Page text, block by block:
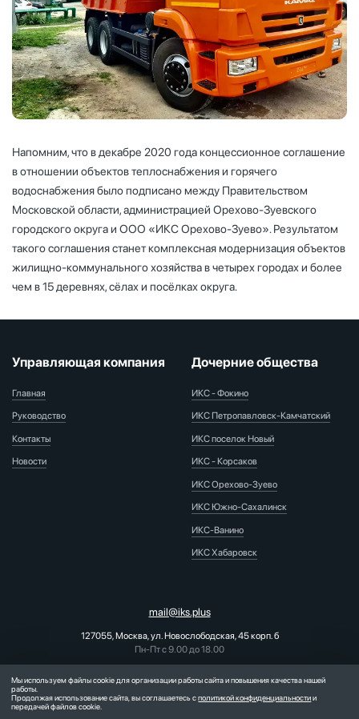
Напомним, что в декабре 2020 года концессионное соглашение
в отношении объектов теплоснабжения и горячего
водоснабжения было подписано между Правительством
Московской области, администрацией Орехово-Зуевского
городского округа и ООО «ИКС Орехово-Зуево». Результатом
такого соглашения станет комплексная модернизация объектов
жилищно-коммунального хозяйства в четырех городах и более
чем в 15 деревнях, сёлах и посёлках округа.
Управляющая компания
Главная
Руководство
Контакты
Новости
Дочерние общества
ИКС - Фокино
ИКС Петропавловск-Камчатский
ИКС поселок Новый
ИКС - Корсаков
ИКС Орехово-Зуево
ИКС Южно-Сахалинск
ИКС-Ванино
ИКС Хабаровск
mail@iks.plus
127055, Москва, ул. Новослободская, 45 корп. б
Пн-Пт с 9.00 до 18.00
PR-отдел:pr@iks.plus
Мы используем файлы cookie для организации работы сайта и повышения качества нашей
работы.
Продолжая использование сайта, вы соглашаетесь сполитикой конфиденциальностии
передачей файлов cookie.